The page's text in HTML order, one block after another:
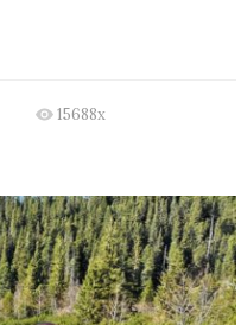
15688x